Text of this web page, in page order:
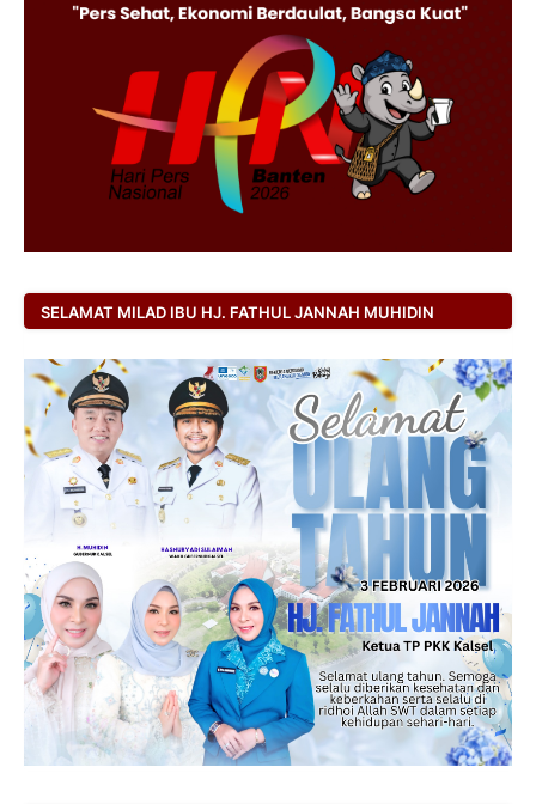
SELAMAT MILAD IBU HJ. FATHUL JANNAH MUHIDIN